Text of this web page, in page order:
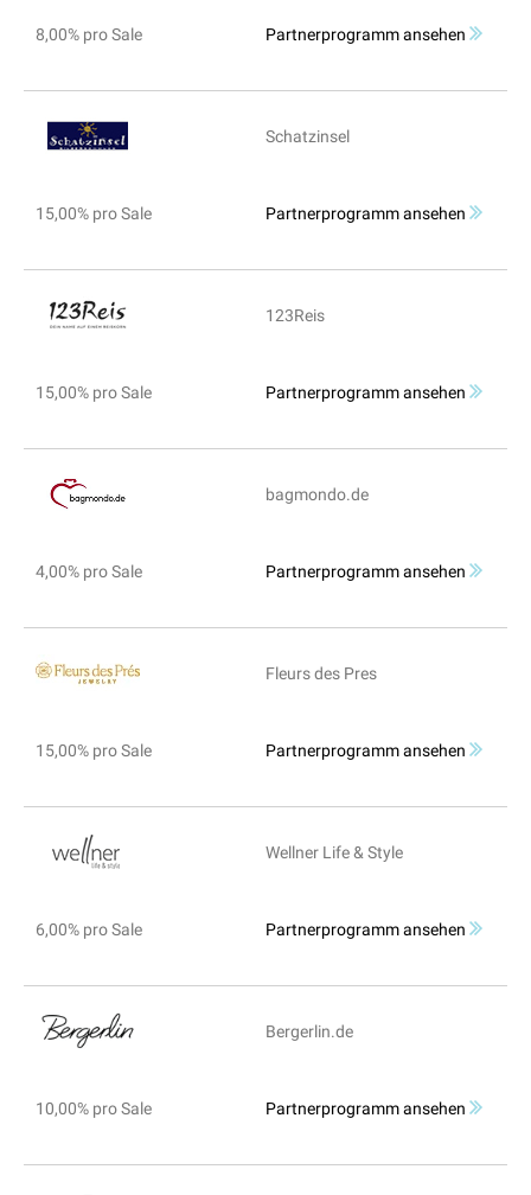
8,00% pro Sale Partnerprogramm ansehen
Schatzinsel
15,00% pro Sale Partnerprogramm ansehen
123Reis
15,00% pro Sale Partnerprogramm ansehen
bagmondo.de
4,00% pro Sale Partnerprogramm ansehen
Fleurs des Pres
15,00% pro Sale Partnerprogramm ansehen
Wellner Life & Style
6,00% pro Sale Partnerprogramm ansehen
Bergerlin.de
10,00% pro Sale Partnerprogramm ansehen